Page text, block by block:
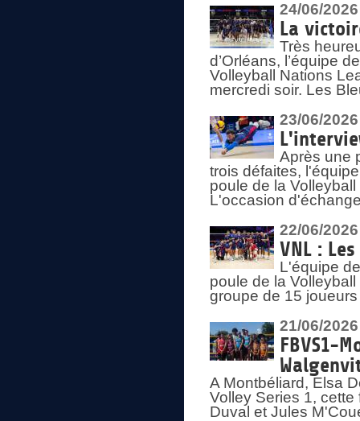
24/06/2026
La
Très
d’Orléans, l’équipe
Volleyball Nations
mercredi soir. Les
23/06/2026
Après une
trois défaites,
poule de la
L'occasion
22/06/2026
VNL :
L'équipe
poule de la
groupe de 15
21/06/2026
FBVS1-
A Montbéliard, Elsa
Volley Series 1,
Duval et Jules